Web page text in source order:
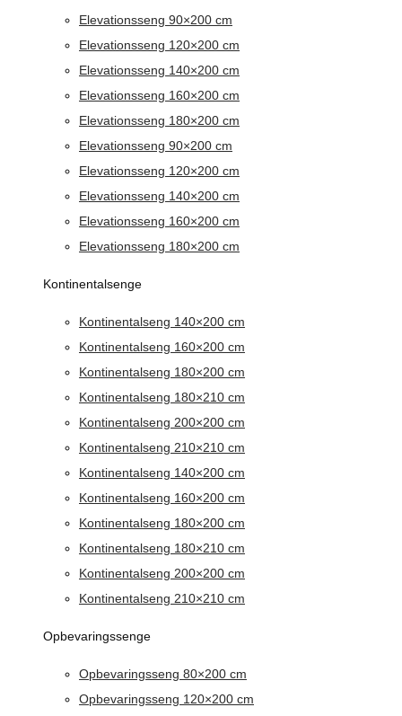
Elevationsseng 90×200 cm
Elevationsseng 120×200 cm
Elevationsseng 140×200 cm
Elevationsseng 160×200 cm
Elevationsseng 180×200 cm
Elevationsseng 90×200 cm
Elevationsseng 120×200 cm
Elevationsseng 140×200 cm
Elevationsseng 160×200 cm
Elevationsseng 180×200 cm
Kontinentalsenge
Kontinentalseng 140×200 cm
Kontinentalseng 160×200 cm
Kontinentalseng 180×200 cm
Kontinentalseng 180×210 cm
Kontinentalseng 200×200 cm
Kontinentalseng 210×210 cm
Kontinentalseng 140×200 cm
Kontinentalseng 160×200 cm
Kontinentalseng 180×200 cm
Kontinentalseng 180×210 cm
Kontinentalseng 200×200 cm
Kontinentalseng 210×210 cm
Opbevaringssenge
Opbevaringsseng 80×200 cm
Opbevaringsseng 120×200 cm